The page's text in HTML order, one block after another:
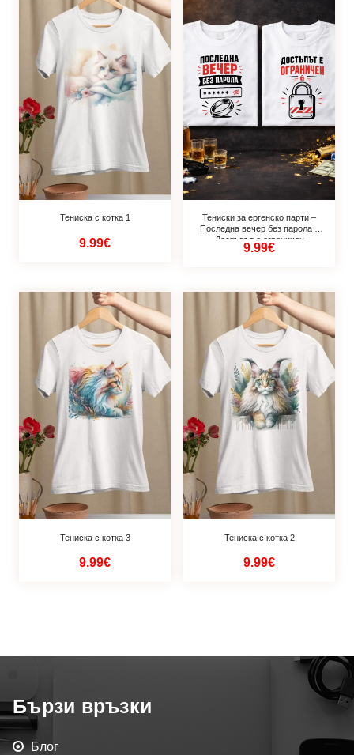
Тениска с котка 1
9.99€
Тениски за ергенско парти –
Последна вечер без парола и
Достъпът е ограничен
9.99€
Тениска с котка 3
9.99€
Тениска с котка 2
9.99€
Бързи връзки
Блог